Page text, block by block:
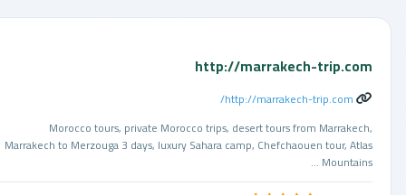
http://marrakech-trip.com
http://marrakech-trip.com/
Morocco tours, private Morocco trips, desert tours from Marrakech,
Marrakech to Merzouga 3 days, luxury Sahara camp, Chefchaouen tour, Atlas
Mountains ...